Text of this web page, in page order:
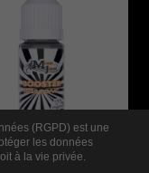
(RGPD) est une
les données
à la vie privée.